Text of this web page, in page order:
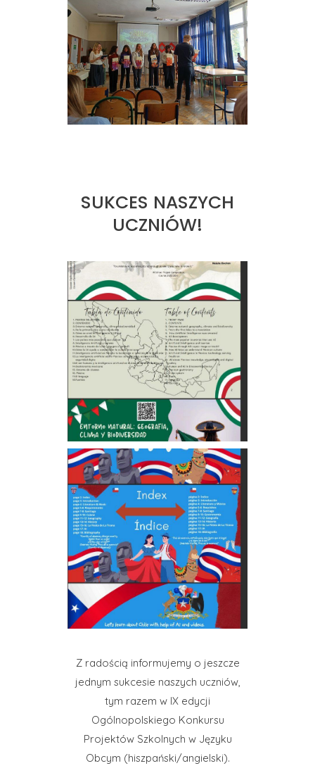
SUKCES NASZYCH
UCZNIÓW!
Z radością informujemy o jeszcze
jednym sukcesie naszych uczniów,
tym razem w IX edycji
Ogólnopolskiego Konkursu
Projektów Szkolnych w Języku
Obcym (hiszpański/angielski).